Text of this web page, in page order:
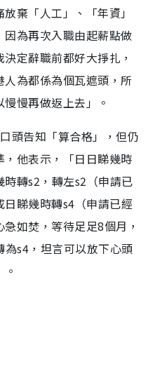
棄「人工」、「年資」
為再次入職由起薪點做
定辭職前都好大掙扎，
為都係為個瓦遮頭，所
慢再做返上去」。
頭告知「算合格」，但仍
他表示，「日日睇幾時
轉s2，轉左s2（申請已
睇幾時轉s4（申請已經
如焚，等待足足8個月，
s4，坦言可以放下心頭